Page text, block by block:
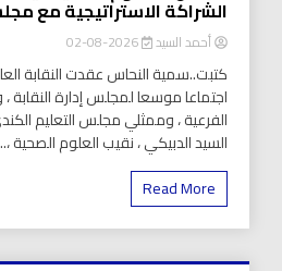
الشراكة الاستراتيجية مع
أحمد السيد 2026-08-02
كتبت..سمية النحاس عقدت النقابة
اجتماعا موسعا لمجلس إدارة النقابة
الفرعية ، وممثلي مجلس التعليم
السيد الدبيكي ، نقيب العلوم الصحية
Read More